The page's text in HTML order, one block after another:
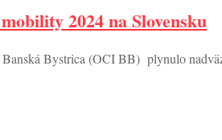
2024 na Slovensku
Bystrica (OCI BB) plynulo